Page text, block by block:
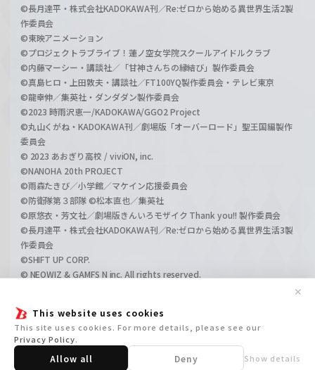
This website uses cookies
This site uses cookies. For more details, please see our
Privacy Policy.
Allow all Deny Show details
✕
©長月達平・株式会社KADOKAWA刊／Re:ゼロから始める異世界生活2製
作委員会
©東映アニメーション
©プロジェクトラブライブ！蓮ノ空女学院スクールアイドルクラブ
©内藤マーシー・講談社／「甘神さんちの縁結び」製作委員会
©真島ヒロ・上田敦夫・講談社／FT100YQ製作委員会・テレビ東京
©龍幸伸／集英社・ダンダダン製作委員会
©2023 時雨沢恵一/KADOKAWA/GGO2 Project
©丸山くがね・KADOKAWA刊／劇場版「オーバーロード」聖王国編製作
委員会
© 2023 あおぎり高校 / viviON, inc.
©NANOHA 20th PROJECT
©雨森たきび／小学館／マケイン応援委員会
©防衛隊第３部隊 ©松本直也／集英社
©原悠衣・芳文社／劇場版きんいろモザイク Thank you!! 製作委員会
©長月達平・株式会社KADOKAWA刊／Re:ゼロから始める異世界生活3製
作委員会
©SHIFT UP CORP.
© NEOWIZ & GAMFS N inc. All rights reserved.
©GIRLS und PANZER Film Projekt
©GIRLS und PANZER Finale Projekt